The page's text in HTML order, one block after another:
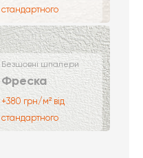
стандартного
Безшовні шпалери
Фреска
+380 грн/м² від
стандартного